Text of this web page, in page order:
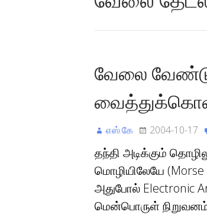
வேலை
எஸ்.கே 2004-10-17
தந்தி அடிக்கும்
மொழியிலேயே
அதுபோல் Electronic
மென்பொருள்